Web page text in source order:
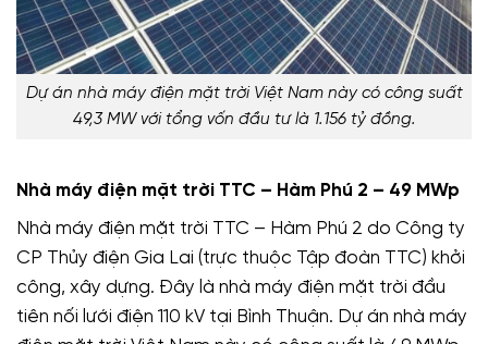
Dự án nhà máy điện mặt trời Việt Nam này có công suất
49,3 MW với tổng vốn đầu tư là 1.156 tỷ đồng.
Nhà máy điện mặt trời TTC – Hàm Phú 2 – 49 MWp
Nhà máy điện mặt trời TTC – Hàm Phú 2 do Công ty
CP Thủy điện Gia Lai (trực thuộc Tập đoàn TTC) khởi
công, xây dựng. Đây là nhà máy điện mặt trời đầu
tiên nối lưới điện 110 kV tại Bình Thuận. Dự án nhà máy